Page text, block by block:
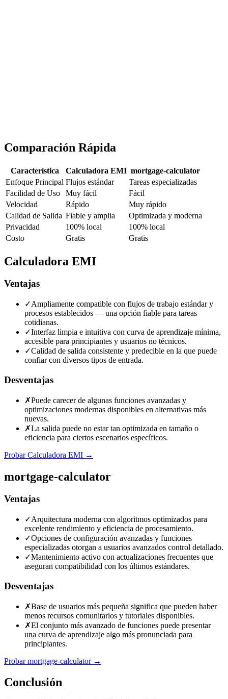
Comparación Rápida
Característica Calculadora EMI mortgage-calculator
Enfoque Principal Flujos estándar
Tareas especializadas
Facilidad de Uso
Muy fácil
Fácil
Velocidad
Rápido
Muy rápido
Calidad de Salida Fiable y amplia
Optimizada y moderna
Privacidad
100% local
100% local
Costo
Gratis Gratis
Calculadora EMI
Ventajas
✓Ampliamente compatible con flujos de trabajo estándar y
procesos establecidos — una opción fiable para tareas
cotidianas.
✓Interfaz limpia e intuitiva con curva de aprendizaje mínima,
accesible para principiantes y usuarios no técnicos.
✓Calidad de salida consistente y predecible en la que puede
confiar con diversos tipos de entrada.
Desventajas
✗Puede carecer de algunas funciones avanzadas y
optimizaciones modernas disponibles en alternativas más
nuevas.
✗La salida puede no estar tan optimizada en tamaño o
eficiencia para ciertos escenarios específicos.
Probar Calculadora EMI →
mortgage-calculator
Ventajas
✓Arquitectura moderna con algoritmos optimizados para
excelente rendimiento y eficiencia de procesamiento.
✓Opciones de configuración avanzadas y funciones
especializadas otorgan a usuarios avanzados control detallado.
✓Mantenimiento activo con actualizaciones frecuentes que
aseguran compatibilidad con los últimos estándares.
Desventajas
✗Base de usuarios más pequeña significa que pueden haber
menos recursos comunitarios y tutoriales disponibles.
✗El conjunto más avanzado de funciones puede presentar
una curva de aprendizaje algo más pronunciada para
principiantes.
Probar mortgage-calculator→
Conclusión